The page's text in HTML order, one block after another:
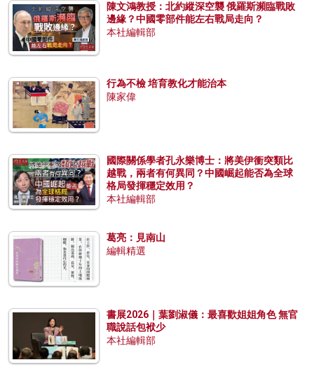
陳文鴻教授：北約縱深空襲 俄羅斯瀕臨戰敗
邊緣？中國零部件能左右戰局走向？
本社編輯部
行為不檢 培育教化才能治本
陳家偉
國際關係學者孔永樂博士：將美伊衝突類比
越戰，兩者有何異同？中國崛起能否為全球
格局發揮穩定效用？
本社編輯部
葛亮：見南山
編輯精選
書展2026｜葉劉淑儀：最喜歡姐姐角色 無官
職說話包袱少
本社編輯部